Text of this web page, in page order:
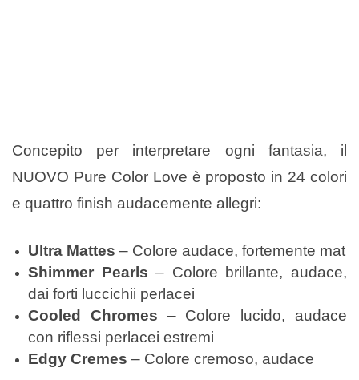
Concepito per interpretare ogni fantasia, il
NUOVO Pure Color Love è proposto in 24 colori
e quattro finish audacemente allegri:
Ultra Mattes – Colore audace, fortemente mat
Shimmer Pearls – Colore brillante, audace,
dai forti luccichii perlacei
Cooled Chromes – Colore lucido, audace
con riflessi perlacei estremi
Edgy Cremes – Colore cremoso, audace